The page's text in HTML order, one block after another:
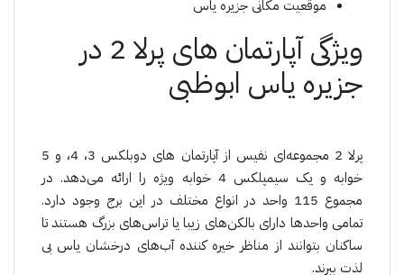
موقعیت مکانی جزیره یاس
ویژگی آپارتمان های پرلا 2 در
جزیره یاس ابوظبی
پرلا 2 مجموعه‌ای نفیس از آپارتمان های دوبلکس 3، 4، و 5
خوابه و یک سیمپلکس 4 خوابه ویژه را ارائه می‌دهد. در
مجموع 115 واحد در انواع مختلف در این برج وجود دارد.
تمامی واحدها دارای بالکن‌های زیبا یا تراس‌های بزرگ هستند تا
ساکنان بتوانند از مناظر خیره کننده آب‌های درخشان یاس بی
لذت ببرند.